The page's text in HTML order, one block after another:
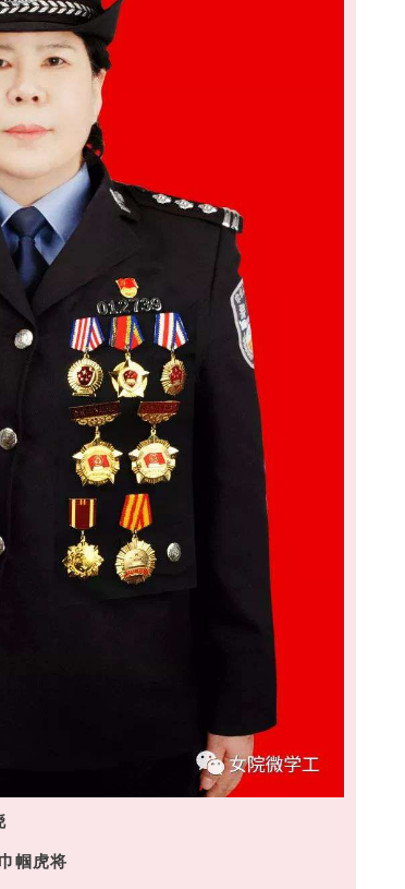
帼虎将